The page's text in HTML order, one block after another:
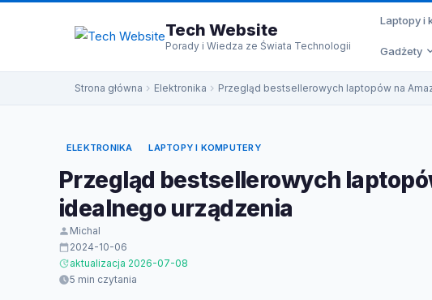
do
Tech Website
Porady i Wiedza ze Świata Technologii
Laptopy i
Gadżety
Strona główna Elektronika Przegląd bestsellerowych laptopów na
ELEKTRONIKA LAPTOPY I KOMPUTERY
Przegląd bestsellerowych
idealnego urządzenia
Michal
2024-10-06
aktualizacja 2026-07-08
5 min czytania